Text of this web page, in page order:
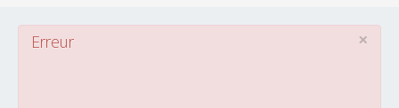
×
Erreur